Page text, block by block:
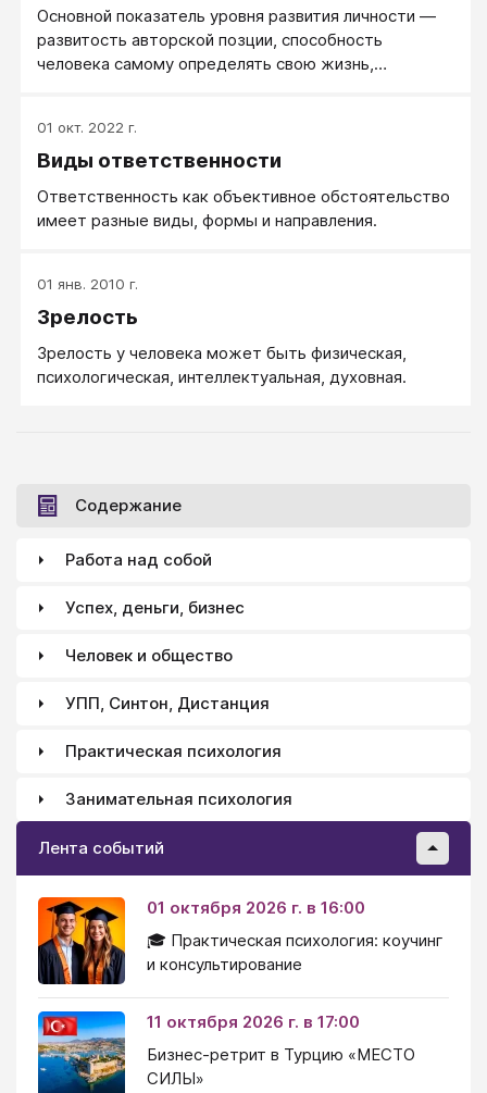
Основной показатель уровня развития личности —
развитость авторской позции, способность
человека самому определять свою жизнь,
Определяется силой ядра личности и развитостью
периферии личности.
01 окт. 2022 г.
Виды ответственности
Ответственность как объективное обстоятельство
имеет разные виды, формы и направления.
01 янв. 2010 г.
Зрелость
Зрелость у человека может быть физическая,
психологическая, интеллектуальная, духовная.
Содержание
Работа над собой
Успех, деньги, бизнес
Человек и общество
УПП, Синтон, Дистанция
Практическая психология
Занимательная психология
Лента событий
01 октября 2026 г. в 16:00
🎓 Практическая психология: коучинг
и консультирование
11 октября 2026 г. в 17:00
Бизнес-ретрит в Турцию «МЕСТО
СИЛЫ»